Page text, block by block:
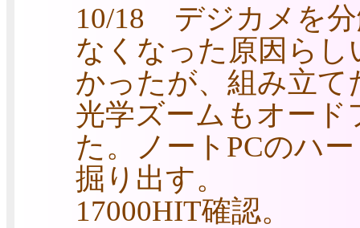
10/18 デジカメを
なくなった原因ら
かったが、組み立
光学ズームもオー
た。ノートPCのハ
掘り出す。
17000HIT確認。